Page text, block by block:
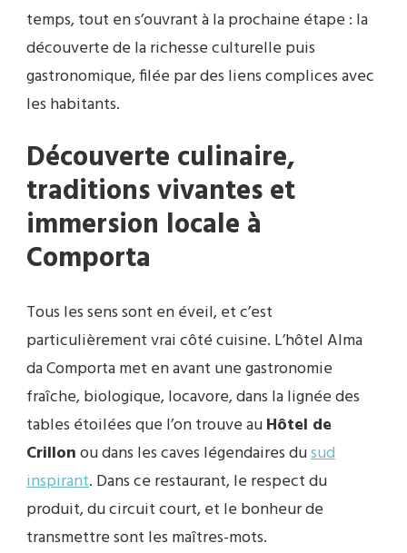
temps, tout en s’ouvrant à la prochaine étape : la
découverte de la richesse culturelle puis
gastronomique, filée par des liens complices avec
les habitants.
Découverte culinaire,
traditions vivantes et
immersion locale à
Comporta
Tous les sens sont en éveil, et c’est
particulièrement vrai côté cuisine. L’hôtel Alma
da Comporta met en avant une gastronomie
fraîche, biologique, locavore, dans la lignée des
tables étoilées que l’on trouve auHôtel de
Crillonou dans les caves légendaires dusud
inspirant. Dans ce restaurant, le respect du
produit, du circuit court, et le bonheur de
transmettre sont les maîtres-mots.